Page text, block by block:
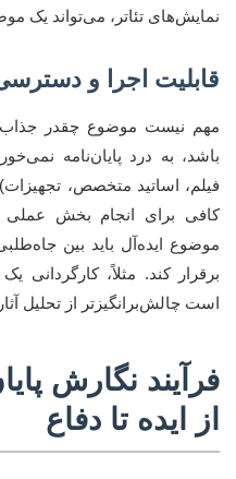
نمایش‌های تئاتر، می‌تواند یک
قابلیت اجرا و
مهم نیست موضوع چقدر جذاب
باشد، به درد پایان‌نامه
فیلم، اساتید متخصص،
کافی برای انجام بخش عملی
موضوع ایده‌آل باید بین
برقرار کند. مثلاً، کارگردانی
است چالش‌برانگیزتر از تحلیل
فرآیند نگارش
از ایده تا دفاع